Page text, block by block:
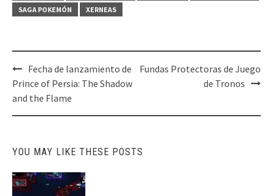
SAGA POKEMÓN XERNEAS
Post
navigation
Fecha de lanzamiento de
Prince of Persia: The Shadow
and the Flame
Fundas Protectoras de Juego
de Tronos
YOU MAY LIKE THESE POSTS